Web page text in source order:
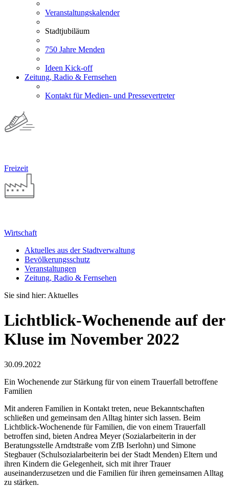
Veranstaltungskalender
Stadtjubiläum
750 Jahre Menden
Ideen Kick-off
Zeitung, Radio & Fernsehen
Kontakt für Medien- und Pressevertreter
Freizeit
Wirtschaft
Aktuelles aus der Stadtverwaltung
Bevölkerungsschutz
Veranstaltungen
Zeitung, Radio & Fernsehen
Sie sind hier: Aktuelles
Lichtblick-Wochenende auf der
Kluse im November 2022
30.09.2022
Ein Wochenende zur Stärkung für von einem Trauerfall betroffene
Familien
Mit anderen Familien in Kontakt treten, neue Bekanntschaften
schließen und gemeinsam den Alltag hinter sich lassen. Beim
Lichtblick-Wochenende für Familien, die von einem Trauerfall
betroffen sind, bieten Andrea Meyer (Sozialarbeiterin in der
Beratungsstelle Arndtstraße vom ZfB Iserlohn) und Simone
Stegbauer (Schulsozialarbeiterin bei der Stadt Menden) Eltern und
ihren Kindern die Gelegenheit, sich mit ihrer Trauer
auseinanderzusetzen und die Familien für ihren gemeinsamen Alltag
zu stärken.